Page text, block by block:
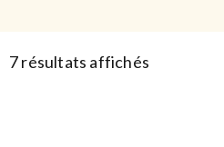
7 résultats affichés